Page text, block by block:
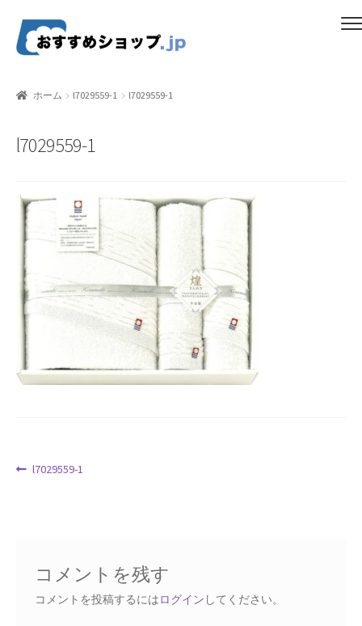
ナ
ビ
ン
キ
ッ
プ
コ
ン
ス
プ
ギフトカタログ（ユニバース）
gold-form
CF Dashboard
CF User Registration
CF campaign form
CF Listing Page
Mobile Checkout
ホーム l7029559-1 l7029559-1
l7029559-1
投 前
l7029559-1
コメントを残す
コメントを投稿するにはログイン してください。